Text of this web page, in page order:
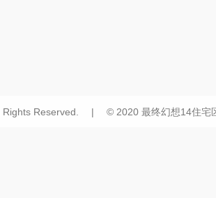
Rights Reserved. | © 2020 最终幻想14住宅